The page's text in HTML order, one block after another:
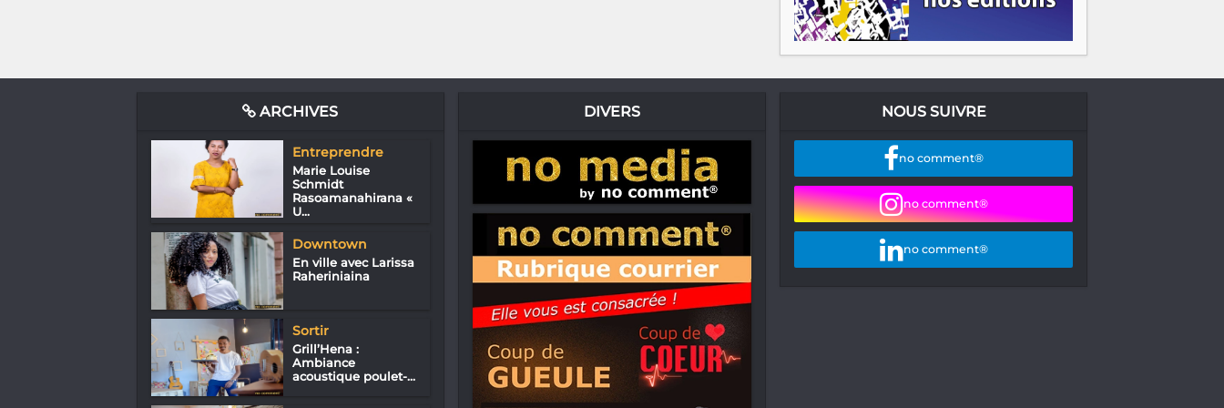
ARCHIVES
Entreprendre
Marie Louise
Schmidt
Rasoamanahirana «
U...
Downtown
En ville avec Larissa
Raheriniaina
Sortir
Grill’Hena :
Ambiance
acoustique poulet-...
DIVERS NOUS SUIVRE
no comment®
no comment®
no comment®